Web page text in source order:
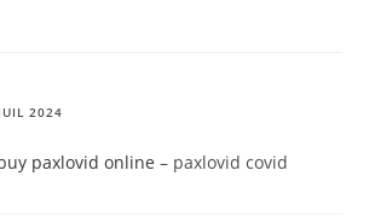
2024
paxlovid online – paxlovid covid